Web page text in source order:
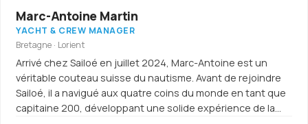
Marc-Antoine Martin
YACHT & CREW MANAGER
Bretagne · Lorient
Arrivé chez Sailoé en juillet 2024, Marc-Antoine est un
véritable couteau suisse du nautisme. Avant de rejoindre
Sailoé, il a navigué aux quatre coins du monde en tant que
capitaine 200, développant une solide expérience de la